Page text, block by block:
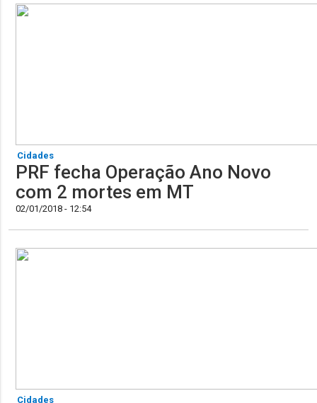
Cidades
PRF fecha Operação Ano Novo
com 2 mortes em MT
02/01/2018 - 12:54
Cidades